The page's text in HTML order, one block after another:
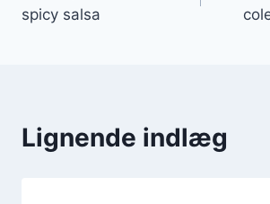
spicy salsa
Lignende indlæg